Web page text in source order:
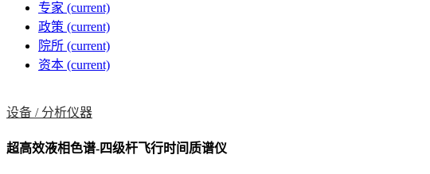
专家 (current)
政策 (current)
院所 (current)
资本 (current)
设备 / 分析仪器
超高效液相色谱-四级杆飞行时间质谱仪